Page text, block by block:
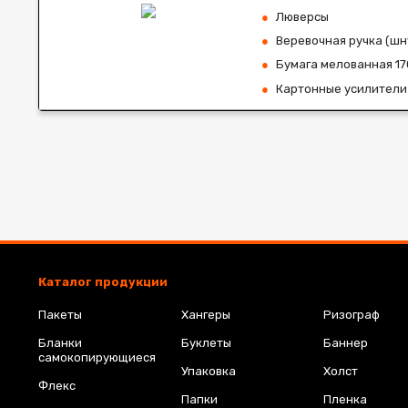
Люверсы
Веревочная ручка
Бумага мелованная
Картонные
Каталог продукции
Пакеты
Бланки
самокопирующиеся
Флекс
Хангеры
Буклеты
Упаковка
Папки
Ризограф
Баннер
Холст
Пленка